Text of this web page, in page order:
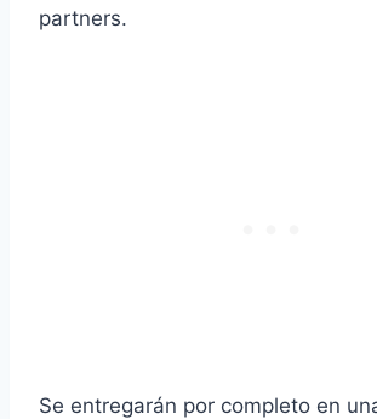
partners.
Se entregarán por completo en